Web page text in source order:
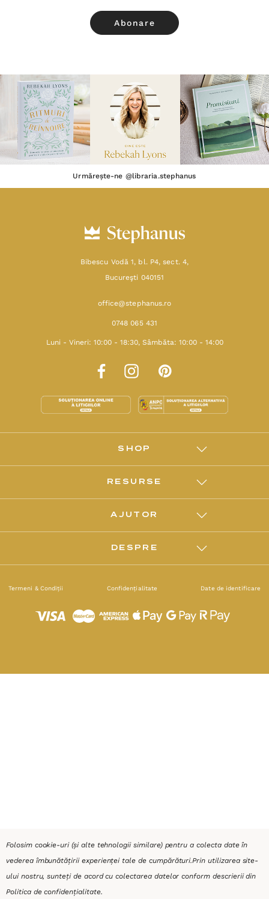
Urmărește-ne @libraria.stephanus
Bibescu Vodă 1, bl. P4, sect. 4,
Bucureşti 040151
office@stephanus.ro
0748 065 431
Luni - Vineri: 10:00 - 18:30, Sâmbăta: 10:00 - 14:00
SHOP
RESURSE
AJUTOR
DESPRE
Termeni & Condiții Confidențialitate Date de identificare
Folosim cookie-uri (și alte tehnologii similare) pentru a colecta date în
vederea îmbunătățirii experienței tale de cumpărături.Prin utilizarea site-
ului nostru, sunteți de acord cu colectarea datelor conform descrierii din
Politica de confidențialitate.